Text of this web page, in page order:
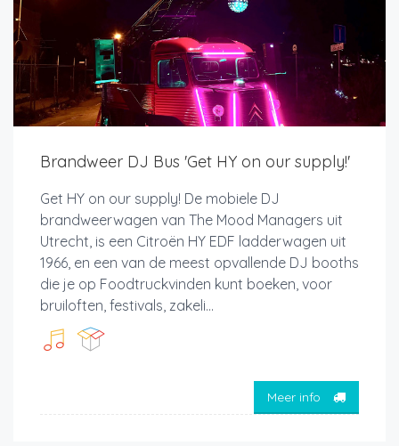
Brandweer DJ Bus 'Get HY on our supply!'
Get HY on our supply! De mobiele DJ
brandweerwagen van The Mood Managers uit
Utrecht, is een Citroën HY EDF ladderwagen uit
1966, en een van de meest opvallende DJ booths
die je op Foodtruckvinden kunt boeken, voor
bruiloften, festivals, zakeli...
Meer info